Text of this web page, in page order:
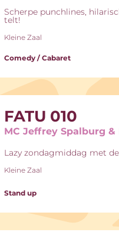
Scherpe punchlines,
telt!
Kleine Zaal
Comedy / Cabaret
FATU 010
MC Jeffrey Spalburg
Lazy zondagmiddag met
Kleine Zaal
Stand up